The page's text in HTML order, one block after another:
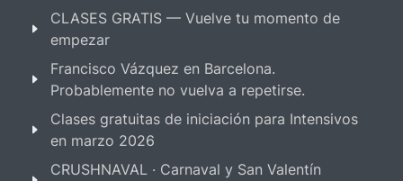
CLASES GRATIS — Vuelve tu momento de
empezar
Francisco Vázquez en Barcelona.
Probablemente no vuelva a repetirse.
Clases gratuitas de iniciación para Intensivos
en marzo 2026
CRUSHNAVAL · Carnaval y San Valentín